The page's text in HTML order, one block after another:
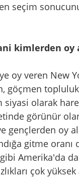
seçim
kimlerden oy
oy veren New
göçmen
siyasi olarak
görünür
gençlerden oy
gitme oranı
Amerika'da
çok